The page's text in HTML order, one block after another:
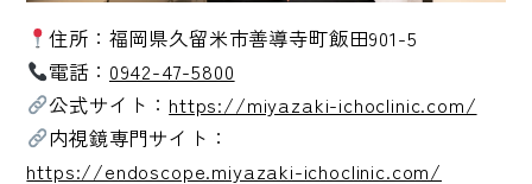
住所：福岡県久留米市善導寺町飯田901-5
電話： 0942-47-5800
公式サイト： https://miyazaki-ichoclinic.com/
内視鏡専門サイト：
https://endoscope.miyazaki-ichoclinic.com/